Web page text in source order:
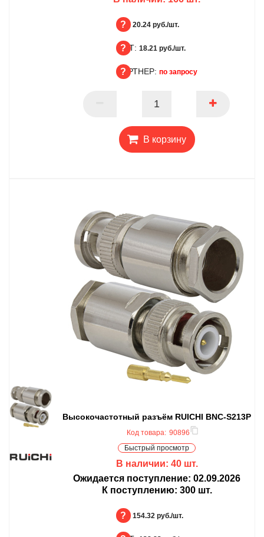
БЦ: 20.24 руб./шт.
ОПТ: 18.21 руб./шт.
ПАРТНЕР: по запросу
В корзину
Высокочастотный разъём RUICHI BNC-S213P
Код товара: 90896
Быстрый просмотр
В наличии: 40шт.
Ожидается поступление: 02.09.2026
К поступлению: 300шт.
БЦ: 154.32 руб./шт.